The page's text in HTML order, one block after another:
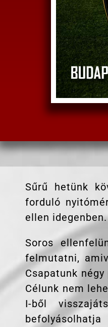
Sűrű hetünk
forduló
ellen idegenben.
Soros
felmutatni,
Csapatunk
Célunk nem
I-ből